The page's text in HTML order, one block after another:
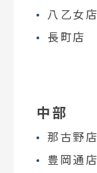
八乙女店
長町店
中部
那古野店
豊岡通店